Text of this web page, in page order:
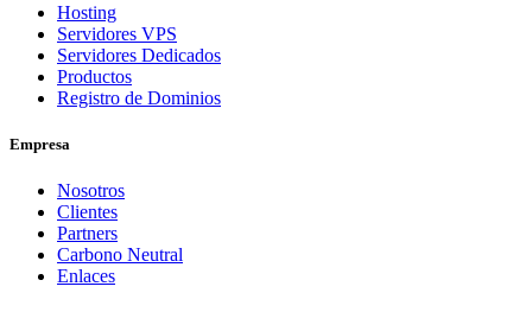
Hosting
Servidores VPS
Servidores Dedicados
Productos
Registro de Dominios
Empresa
Nosotros
Clientes
Partners
Carbono Neutral
Enlaces